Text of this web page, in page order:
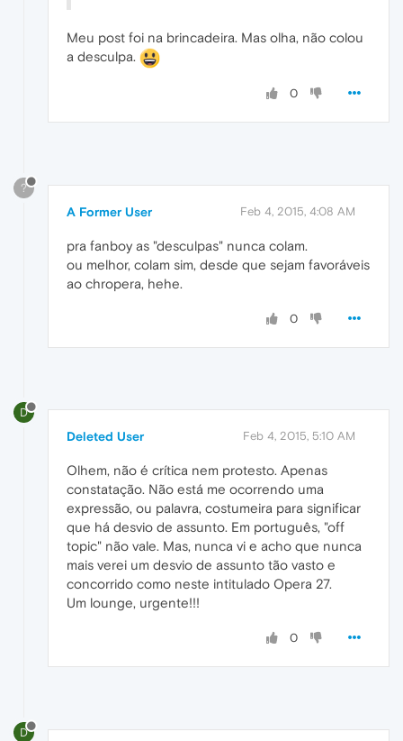
Meu post foi na brincadeira. Mas olha, não colou
a desculpa.
0
?
A Former User Feb 4, 2015, 4:08 AM
pra fanboy as "desculpas" nunca colam.
ou melhor, colam sim, desde que sejam favoráveis
ao chropera, hehe.
0
D
Deleted User Feb 4, 2015, 5:10 AM
Olhem, não é crítica nem protesto. Apenas
constatação. Não está me ocorrendo uma
expressão, ou palavra, costumeira para significar
que há desvio de assunto. Em português, "off
topic" não vale. Mas, nunca vi e acho que nunca
mais verei um desvio de assunto tão vasto e
concorrido como neste intitulado Opera 27.
Um lounge, urgente!!!
0
D